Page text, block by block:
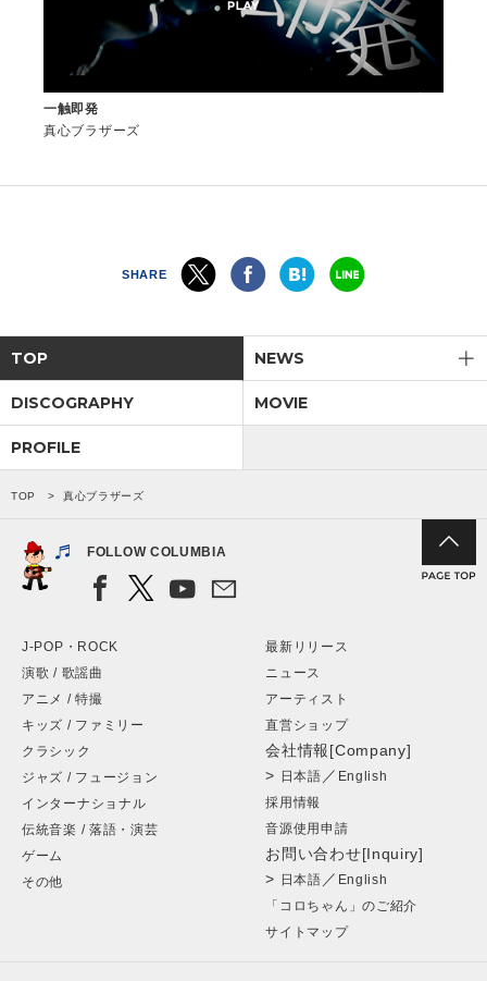
一触即発
真心ブラザーズ
SHARE
TOP NEWS
DISCOGRAPHY MOVIE
PROFILE
TOP 真心ブラザーズ
FOLLOW COLUMBIA
J-POP・ROCK
演歌 / 歌謡曲
アニメ / 特撮
キッズ / ファミリー
クラシック
ジャズ / フュージョン
インターナショナル
伝統音楽 / 落語・演芸
ゲーム
その他
最新リリース
ニュース
アーティスト
直営ショップ
会社情報[Company]
> 日本語 ／ English
採用情報
音源使用申請
お問い合わせ[Inquiry]
> 日本語 ／ English
「コロちゃん」のご紹介
サイトマップ